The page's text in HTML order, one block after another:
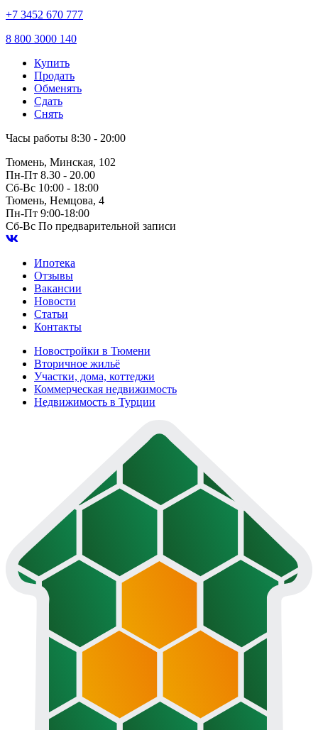
+7 3452 670 777
8 800 3000 140
Купить
Продать
Обменять
Сдать
Снять
Часы работы 8:30 - 20:00
Тюмень, Минская, 102
Пн-Пт 8.30 - 20.00
Сб-Вс 10:00 - 18:00
Тюмень, Немцова, 4
Пн-Пт 9:00-18:00
Сб-Вс По предварительной записи
Ипотека
Отзывы
Вакансии
Новости
Статьи
Контакты
Новостройки в Тюмени
Вторичное жильё
Участки, дома, коттеджи
Коммерческая недвижимость
Недвижимость в Турции